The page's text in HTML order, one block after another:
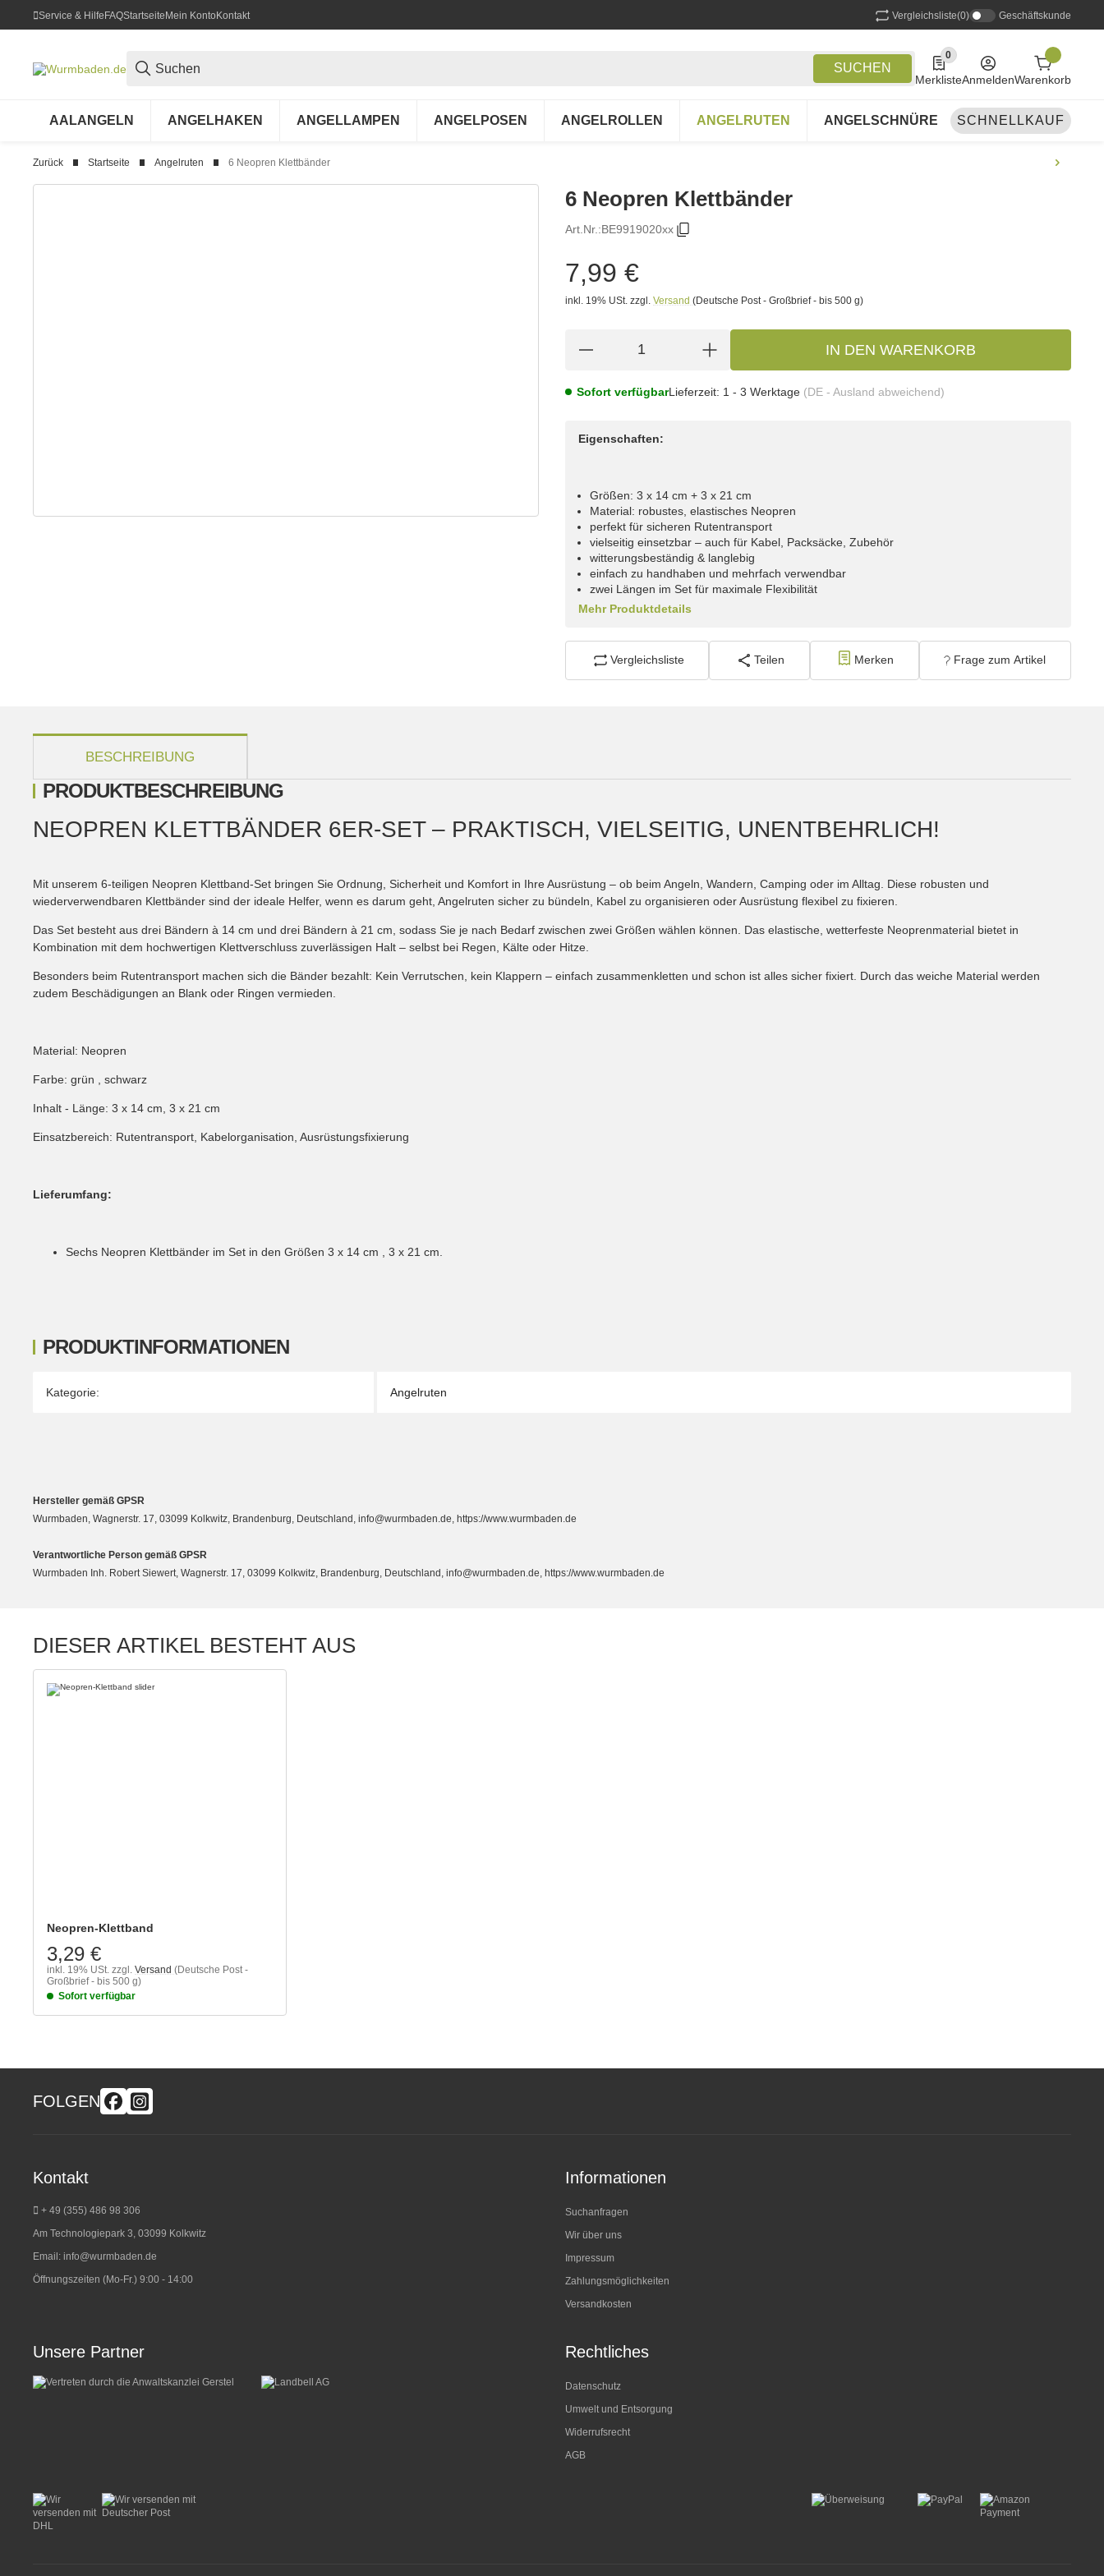
Service & HilfeFAQStartseiteMein KontoKontakt Vergleichsliste(0) Geschäftskunde
SUCHEN
0
0 Produkte in der Liste
MerklisteAnmeldenWarenkorb
AALANGELN ANGELHAKEN ANGELLAMPEN ANGELPOSEN ANGELROLLEN ANGELRUTEN ANGELSCHNÜRE ANGELSETS
SCHNELLKAUF
Zurück Startseite Angelruten 6 Neopren Klettbänder
6 Neopren Klettbänder
Art.Nr.:BE9919020xx
7,99 €
inkl. 19% USt. zzgl. Versand (Deutsche Post - Großbrief - bis 500 g)
IN DEN WARENKORB
Sofort verfügbarLieferzeit: 1 - 3 Werktage (DE - Ausland abweichend)
Eigenschaften:
Größen: 3 x 14 cm + 3 x 21 cm
Material: robustes, elastisches Neopren
perfekt für sicheren Rutentransport
vielseitig einsetzbar – auch für Kabel, Packsäcke, Zubehör
witterungsbeständig & langlebig
einfach zu handhaben und mehrfach verwendbar
zwei Längen im Set für maximale Flexibilität
Mehr Produktdetails
Vergleichsliste Teilen Merken Frage zum Artikel
BESCHREIBUNG
PRODUKTINFORMATIONEN
Produkteigenschaft
Wert
Kategorie: Angelruten
PRODUKTBESCHREIBUNG
NEOPREN KLETTBÄNDER 6ER-SET – PRAKTISCH, VIELSEITIG, UNENTBEHRLICH!
Mit unserem 6-teiligen Neopren Klettband-Set bringen Sie Ordnung, Sicherheit und Komfort in Ihre Ausrüstung – ob beim Angeln, Wandern, Camping oder im Alltag. Diese robusten und
wiederverwendbaren Klettbänder sind der ideale Helfer, wenn es darum geht, Angelruten sicher zu bündeln, Kabel zu organisieren oder Ausrüstung flexibel zu fixieren.
Das Set besteht aus drei Bändern à 14 cm und drei Bändern à 21 cm, sodass Sie je nach Bedarf zwischen zwei Größen wählen können. Das elastische, wetterfeste Neoprenmaterial bietet in
Kombination mit dem hochwertigen Klettverschluss zuverlässigen Halt – selbst bei Regen, Kälte oder Hitze.
Besonders beim Rutentransport machen sich die Bänder bezahlt: Kein Verrutschen, kein Klappern – einfach zusammenkletten und schon ist alles sicher fixiert. Durch das weiche Material werden
zudem Beschädigungen an Blank oder Ringen vermieden.
Material: Neopren
Farbe: grün , schwarz
Inhalt - Länge: 3 x 14 cm, 3 x 21 cm
Einsatzbereich: Rutentransport, Kabelorganisation, Ausrüstungsfixierung
Lieferumfang:
Sechs Neopren Klettbänder im Set in den Größen 3 x 14 cm , 3 x 21 cm.
Hersteller gemäß GPSR
Wurmbaden, Wagnerstr. 17, 03099 Kolkwitz, Brandenburg, Deutschland, info@wurmbaden.de, https://www.wurmbaden.de
Verantwortliche Person gemäß GPSR
Wurmbaden Inh. Robert Siewert, Wagnerstr. 17, 03099 Kolkwitz, Brandenburg, Deutschland, info@wurmbaden.de, https://www.wurmbaden.de
DIESER ARTIKEL BESTEHT AUS
Neopren-Klettband
3,29 €
inkl. 19% USt. zzgl. Versand (Deutsche Post -
Großbrief - bis 500 g)
Sofort verfügbar
FOLGEN
Kontakt
+ 49 (355) 486 98 306
Am Technologiepark 3, 03099 Kolkwitz
Email: info@wurmbaden.de
Öffnungszeiten (Mo-Fr.) 9:00 - 14:00
Informationen
Suchanfragen
Wir über uns
Impressum
Zahlungsmöglichkeiten
Versandkosten
Unsere Partner Rechtliches
Datenschutz
Umwelt und Entsorgung
Widerrufsrecht
AGB